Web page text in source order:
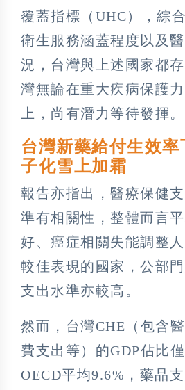
覆蓋指標（UHC），綜
衛生服務涵蓋程度以及
況，台灣與上述國家都
灣無論在重大疾病保護
上，尚有潛力等待發揮。
台灣新藥給付生效
子化雪上加霜
報告亦指出，醫療保健
準有相關性，整體而言
好、癌症相關失能調整
較佳表現的國家，公部
支出水準亦較高。
然而，台灣CHE（包含
費支出等）的GDP佔比
OECD平均9.6%，藥品